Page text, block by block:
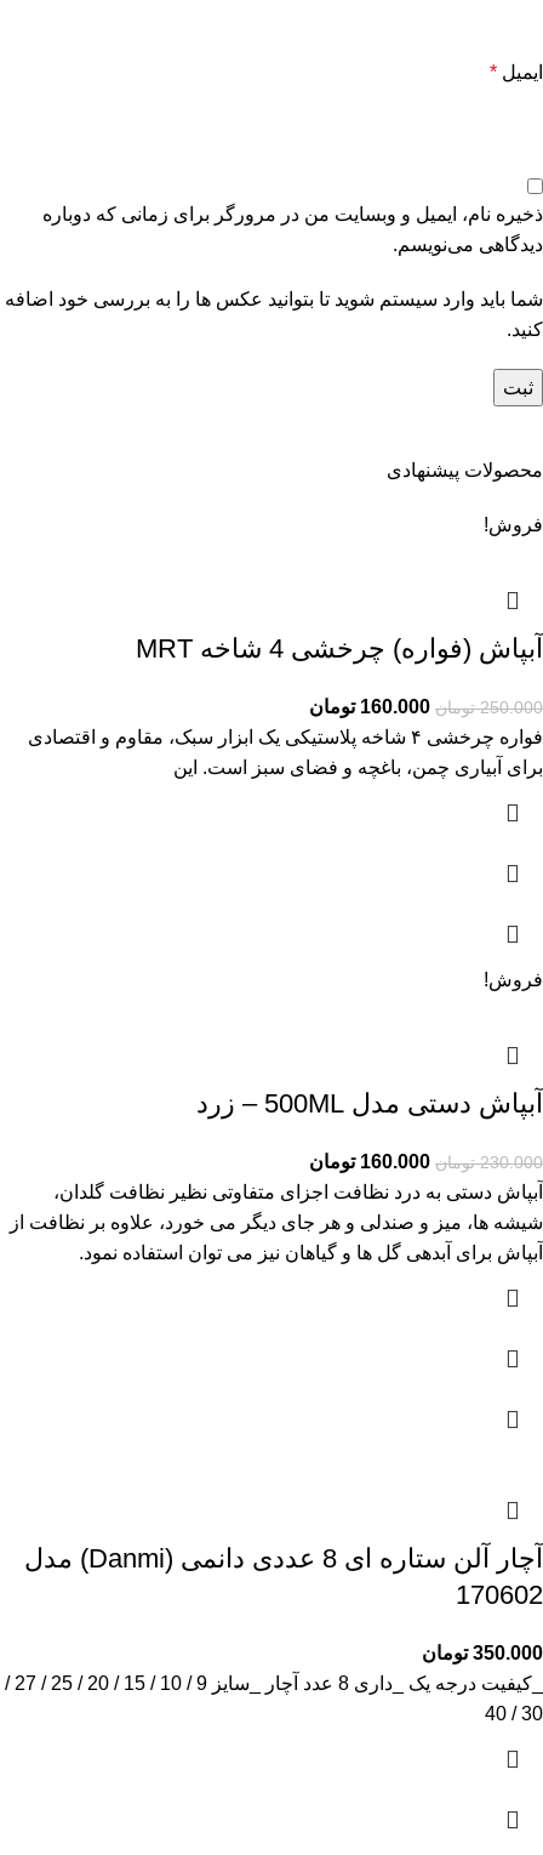
ایمیل *
ذخیره نام، ایمیل و وبسایت من در مرورگر برای زمانی که دوباره
دیدگاهی می‌نویسم.
شما باید وارد سیستم شوید تا بتوانید عکس ها را به بررسی خود اضافه
کنید.
محصولات پیشنهادی
فروش!
آبپاش (فواره) چرخشی 4 شاخه MRT
250.000 تومان 160.000 تومان
فواره چرخشی ۴ شاخه پلاستیکی یک ابزار سبک، مقاوم و اقتصادی
برای آبیاری چمن، باغچه و فضای سبز است. این
فروش!
آبپاش دستی مدل 500ML – زرد
230.000 تومان 160.000 تومان
آبپاش دستی به درد نظافت اجزای متفاوتی نظیر نظافت گلدان،
شیشه ها، میز و صندلی و هر جای دیگر می خورد، علاوه بر نظافت از
آبپاش برای آبدهی گل ها و گیاهان نیز می توان استفاده نمود.
آچار آلن ستاره‌ ای 8 عددی دانمی (Danmi) مدل
170602
350.000 تومان
_کیفیت درجه یک _داری 8 عدد آچار _سایز 9 / 10 / 15 / 20 / 25 / 27 /
30 / 40